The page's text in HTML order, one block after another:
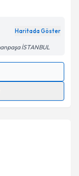
Haritada Göster
İSTANBUL